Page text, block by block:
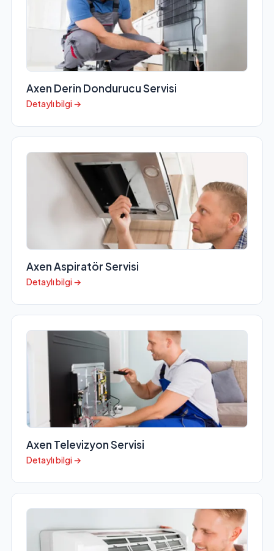
Axen Derin Dondurucu Servisi
Detaylı bilgi →
Axen Aspiratör Servisi
Detaylı bilgi →
Axen Televizyon Servisi
Detaylı bilgi →